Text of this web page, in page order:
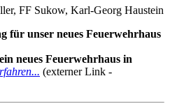
FF Sukow, Karl-Georg Haustein
für unser neues Feuerwehrhaus
neues Feuerwehrhaus in
(externer Link -